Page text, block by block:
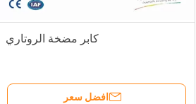
كابر مضخة الروتاري
افضل سعر